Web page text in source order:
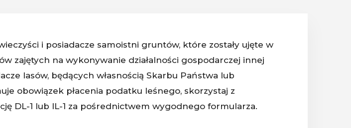
i posiadacze samoistni gruntów, które zostały ujęte w
zajętych na wykonywanie działalności gospodarczej innej
lasów, będących własnością Skarbu Państwa lub
obowiązek płacenia podatku leśnego, skorzystaj z
DL-1 lub IL-1 za pośrednictwem wygodnego formularza.